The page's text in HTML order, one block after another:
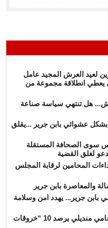
لعيد العرش المجيد عامل
يعطي انطلاقة مجموعة من
هل تنتهي سياسة صناعة
بشكل عشوائي بابن جرير ...يقلق
سوى الصحافة المستقلة
لغلق القضية
المحامين لرقابة المجلس
والمعاصرة بابن جرير
بابن جرير... يهدد امن وسلامة
بعد احالته على الدستورية.. المحامي منديلي يرصد 10 “خروقات